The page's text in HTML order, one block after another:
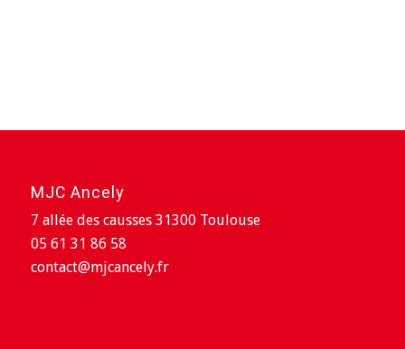
MJC Ancely
7 allée des causses 31300 Toulouse
05 61 31 86 58
contact@mjcancely.fr